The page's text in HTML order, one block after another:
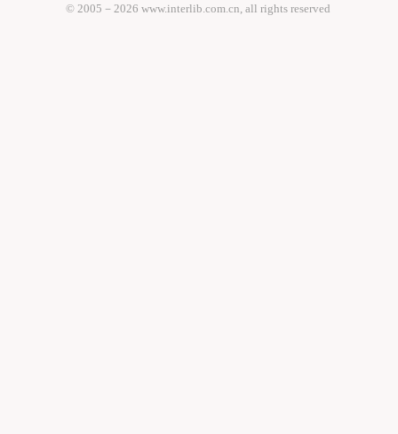
© 2005－ 2026 www.interlib.com.cn, all rights reserved